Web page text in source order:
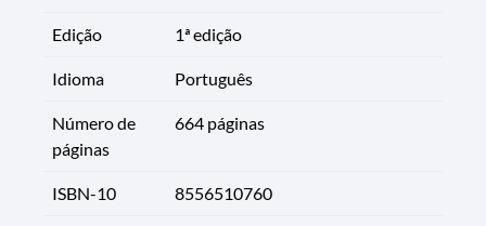
Edição 1ª edição
Idioma Português
Número de
páginas
664 páginas
ISBN-10 8556510760